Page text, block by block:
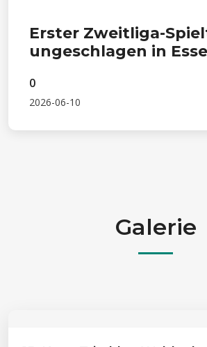
Erster Zweitliga-
ungeschlagen in
0
2026-06-10
Galerie